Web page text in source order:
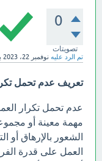
0
تصويتات
تم الرد عليه نوفمبر 22، 2023
تعريف عدم تحمل
عدم تحمل تكرار
مهمة معينة أو
الشعور بالإرهاق أو
العمل على قدرة